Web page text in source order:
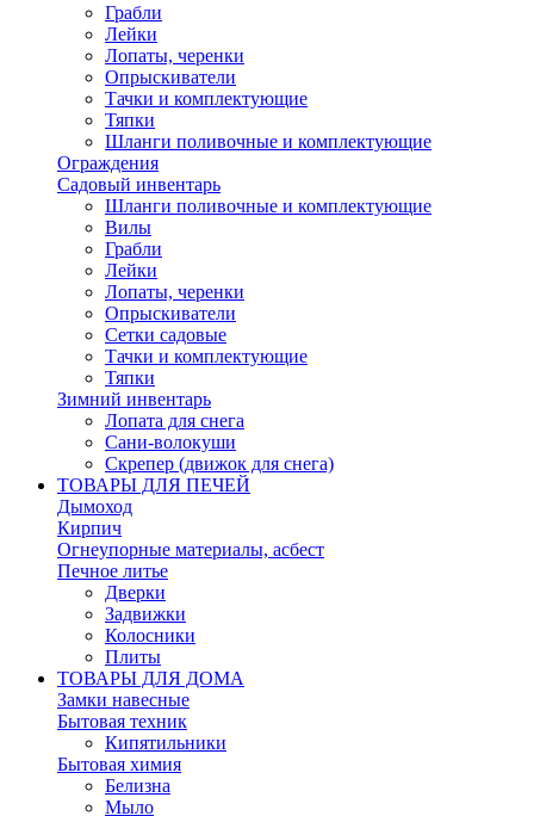
Грабли
Лейки
Лопаты, черенки
Опрыскиватели
Тачки и комплектующие
Тяпки
Шланги поливочные и комплектующие
Ограждения
Садовый инвентарь
Шланги поливочные и комплектующие
Вилы
Грабли
Лейки
Лопаты, черенки
Опрыскиватели
Сетки садовые
Тачки и комплектующие
Тяпки
Зимний инвентарь
Лопата для снега
Сани-волокуши
Скрепер (движок для снега)
ТОВАРЫ ДЛЯ ПЕЧЕЙ
Дымоход
Кирпич
Огнеупорные материалы, асбест
Печное литье
Дверки
Задвижки
Колосники
Плиты
ТОВАРЫ ДЛЯ ДОМА
Замки навесные
Бытовая техник
Кипятильники
Бытовая химия
Белизна
Мыло